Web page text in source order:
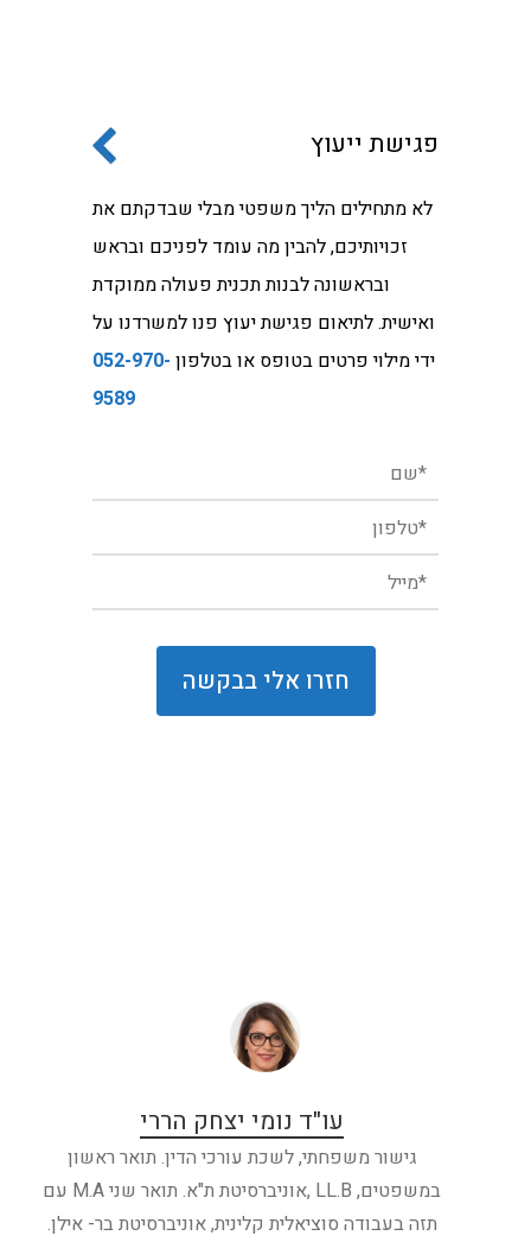
פגישת ייעוץ
לא מתחילים הליך משפטי מבלי שבדקתם את
זכויותיכם, להבין מה עומד לפניכם ובראש
ובראשונה לבנות תכנית פעולה ממוקדת
ואישית. לתיאום פגישת יעוץ פנו למשרדנו על
ידי מילוי פרטים בטופס או בטלפון 052-970-
9589
עו"ד נומי יצחק הררי
גישור משפחתי, לשכת עורכי הדין. תואר ראשון
במשפטים, LL.B ,אוניברסיטת ת"א. תואר שני M.A עם
תזה בעבודה סוציאלית קלינית, אוניברסיטת בר- אילן.